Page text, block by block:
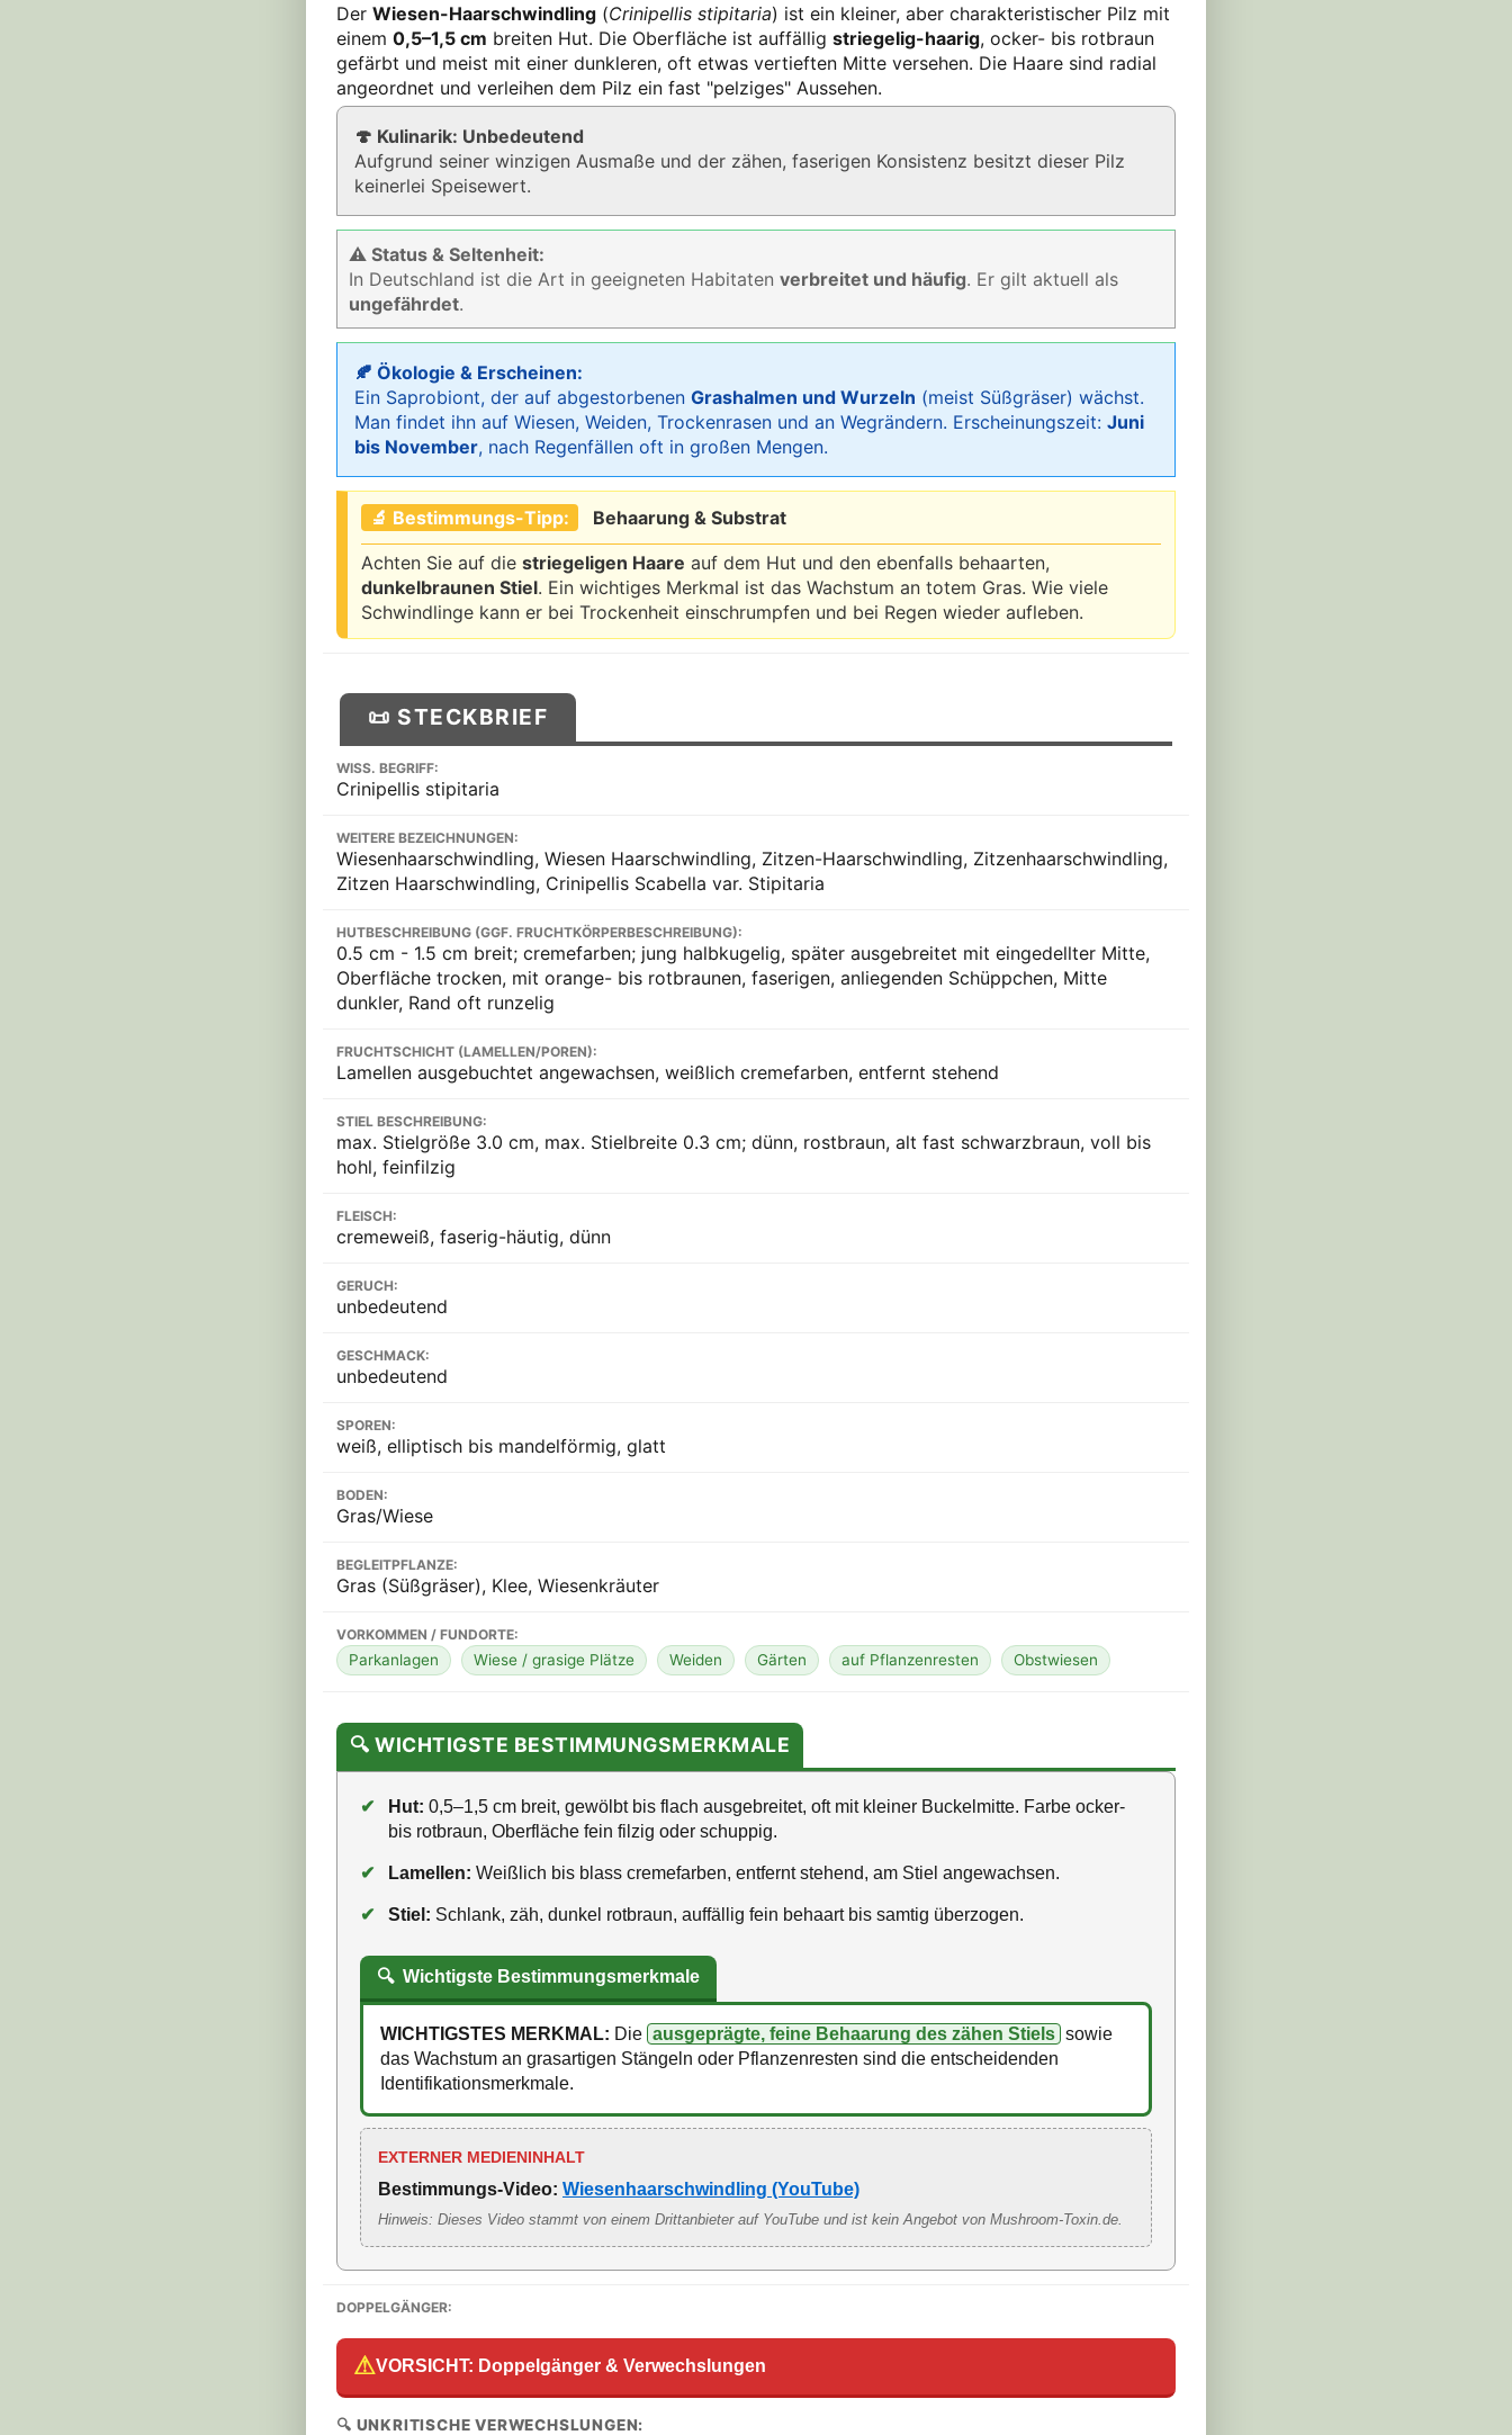
Der Wiesen-Haarschwindling (Crinipellis stipitaria) ist ein kleiner, aber charakteristischer Pilz mit
einem 0,5–1,5 cm breiten Hut. Die Oberfläche ist auffällig striegelig-haarig, ocker- bis rotbraun
gefärbt und meist mit einer dunkleren, oft etwas vertieften Mitte versehen. Die Haare sind radial
angeordnet und verleihen dem Pilz ein fast "pelziges" Aussehen.
🍄 Kulinarik: Unbedeutend
Aufgrund seiner winzigen Ausmaße und der zähen, faserigen Konsistenz besitzt dieser Pilz
keinerlei Speisewert.
⚠ Status & Seltenheit:
In Deutschland ist die Art in geeigneten Habitaten verbreitet und häufig. Er gilt aktuell als
ungefährdet.
🍂 Ökologie & Erscheinen:
Ein Saprobiont, der auf abgestorbenen Grashalmen und Wurzeln (meist Süßgräser) wächst.
Man findet ihn auf Wiesen, Weiden, Trockenrasen und an Wegrändern. Erscheinungszeit: Juni
bis November, nach Regenfällen oft in großen Mengen.
🔬 Bestimmungs-Tipp:
Behaarung & Substrat
Achten Sie auf die striegeligen Haare auf dem Hut und den ebenfalls behaarten,
dunkelbraunen Stiel. Ein wichtiges Merkmal ist das Wachstum an totem Gras. Wie viele
Schwindlinge kann er bei Trockenheit einschrumpfen und bei Regen wieder aufleben.
📜 STECKBRIEF
WISS. BEGRIFF:
Crinipellis stipitaria
WEITERE BEZEICHNUNGEN:
Wiesenhaarschwindling, Wiesen Haarschwindling, Zitzen-Haarschwindling, Zitzenhaarschwindling,
Zitzen Haarschwindling, Crinipellis Scabella var. Stipitaria
HUTBESCHREIBUNG (GGF. FRUCHTKÖRPERBESCHREIBUNG):
0.5 cm - 1.5 cm breit; cremefarben; jung halbkugelig, später ausgebreitet mit eingedellter Mitte,
Oberfläche trocken, mit orange- bis rotbraunen, faserigen, anliegenden Schüppchen, Mitte
dunkler, Rand oft runzelig
FRUCHTSCHICHT (LAMELLEN/POREN):
Lamellen ausgebuchtet angewachsen, weißlich cremefarben, entfernt stehend
STIEL BESCHREIBUNG:
max. Stielgröße 3.0 cm, max. Stielbreite 0.3 cm; dünn, rostbraun, alt fast schwarzbraun, voll bis
hohl, feinfilzig
FLEISCH:
cremeweiß, faserig-häutig, dünn
GERUCH:
unbedeutend
GESCHMACK:
unbedeutend
SPOREN:
weiß, elliptisch bis mandelförmig, glatt
BODEN:
Gras/Wiese
BEGLEITPFLANZE:
Gras (Süßgräser), Klee, Wiesenkräuter
VORKOMMEN / FUNDORTE:
Parkanlagen Wiese / grasige Plätze Weiden Gärten auf Pflanzenresten Obstwiesen
🔍 WICHTIGSTE BESTIMMUNGSMERKMALE
✔ Hut: 0,5–1,5 cm breit, gewölbt bis flach ausgebreitet, oft mit kleiner Buckelmitte. Farbe ocker-
bis rotbraun, Oberfläche fein filzig oder schuppig.
✔ Lamellen: Weißlich bis blass cremefarben, entfernt stehend, am Stiel angewachsen.
✔ Stiel: Schlank, zäh, dunkel rotbraun, auffällig fein behaart bis samtig überzogen.
🔍 Wichtigste Bestimmungsmerkmale
WICHTIGSTES MERKMAL: Die ausgeprägte, feine Behaarung des zähen Stiels sowie
das Wachstum an grasartigen Stängeln oder Pflanzenresten sind die entscheidenden
Identifikationsmerkmale.
EXTERNER MEDIENINHALT
Bestimmungs-Video: Wiesenhaarschwindling (YouTube)
Hinweis: Dieses Video stammt von einem Drittanbieter auf YouTube und ist kein Angebot von Mushroom-Toxin.de.
DOPPELGÄNGER:
⚠VORSICHT: Doppelgänger & Verwechslungen
🔍 UNKRITISCHE VERWECHSLUNGEN: